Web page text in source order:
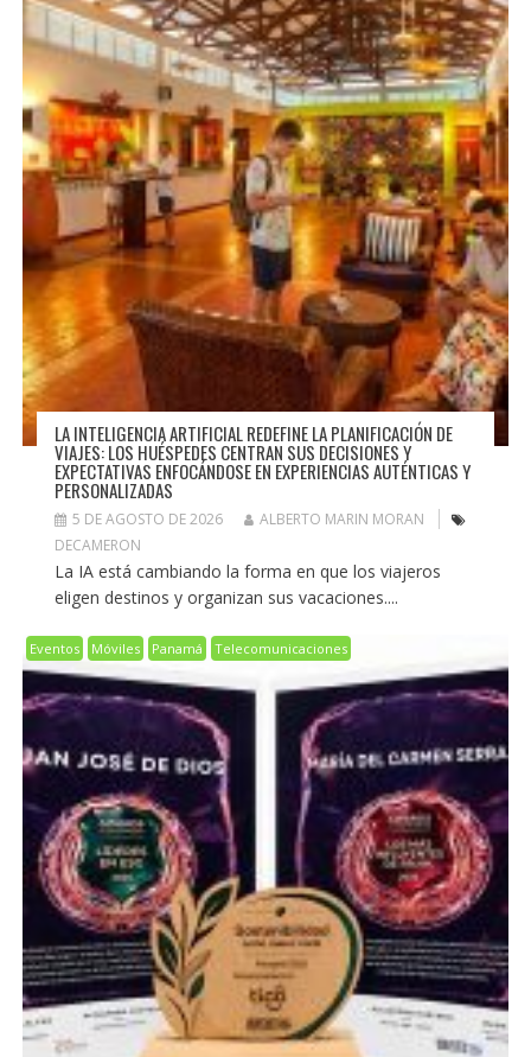
LA INTELIGENCIA ARTIFICIAL REDEFINE LA PLANIFICACIÓN DE
VIAJES: LOS HUÉSPEDES CENTRAN SUS DECISIONES Y
EXPECTATIVAS ENFOCÁNDOSE EN EXPERIENCIAS AUTÉNTICAS Y
PERSONALIZADAS
5 DE AGOSTO DE 2026
ALBERTO MARIN MORAN
DECAMERON
La IA está cambiando la forma en que los viajeros
eligen destinos y organizan sus vacaciones....
Eventos Móviles Panamá Telecomunicaciones